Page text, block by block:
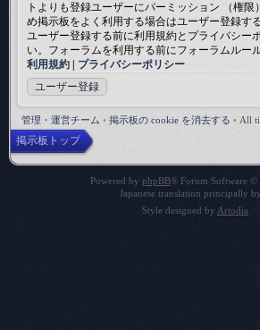
トよりも登録ユーザーにパーミッション （権限
め掲示板をよく利用する場合はユーザー登録す
ユーザー登録する前に利用規約とプライバシー
い。フォーラムを利用する前にフォーラムルー
利用規約
プライバシーポリシー
ユーザー登録
管理・運営チーム • 掲示板の cookie を消去する • All
掲示板トップ
Powered by phpBB® Forum Software ©
Japanese translation principally by
Style designed by Artodia